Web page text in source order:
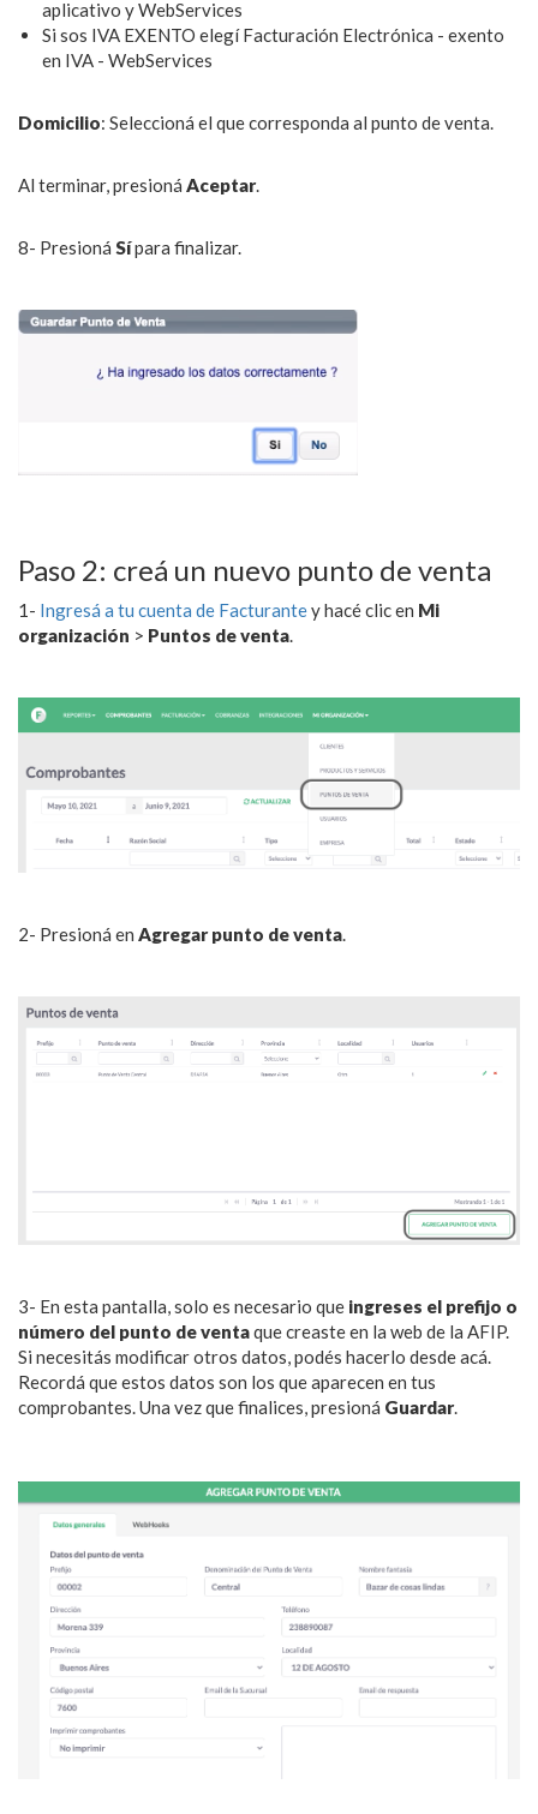
aplicativo y WebServices
Si sos IVA EXENTO elegí Facturación Electrónica - exento
en IVA - WebServices
Domicilio: Seleccioná el que corresponda al punto de venta.
Al terminar, presioná Aceptar.
8- Presioná Sípara finalizar.
Paso 2: creá un nuevo punto de venta
1- Ingresá a tu cuenta de Facturantey hacé clic en Mi
organización > Puntos de venta.
2- Presioná en Agregar punto de venta.
3- En esta pantalla, solo es necesario que ingreses el prefijo o
número del punto de ventaque creaste en la web de la AFIP.
Si necesitás modificar otros datos, podés hacerlo desde acá.
Recordá que estos datos son los que aparecen en tus
comprobantes. Una vez que finalices, presioná Guardar.